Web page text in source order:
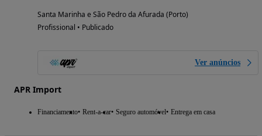
Santa Marinha e São Pedro da Afurada (Porto)
Profissional • Publicado
Ver anúncios
APR Import
Financiamento Rent-a-car Seguro automóvel Entrega em casa